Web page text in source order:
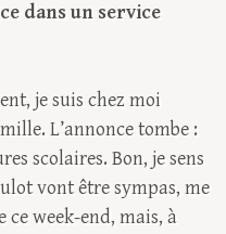
dans un service
je suis chez moi
L’annonce tombe :
scolaires. Bon, je sens
vont être sympas, me
week-end, mais, à